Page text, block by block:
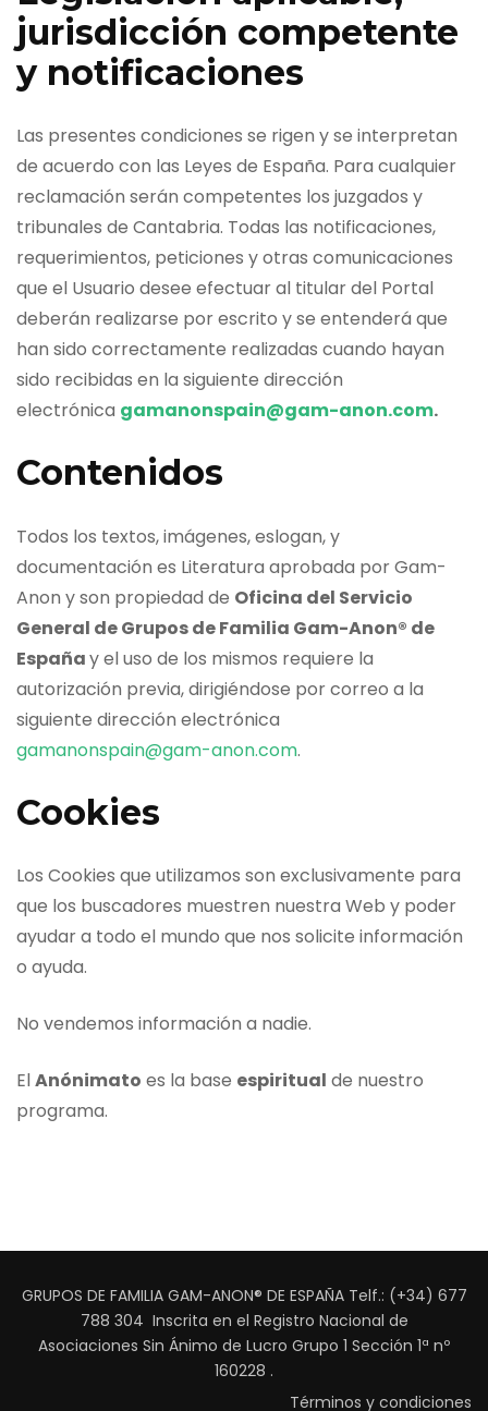
jurisdicción competente
y notificaciones
Las presentes condiciones se rigen y se interpretan
de acuerdo con las Leyes de España. Para cualquier
reclamación serán competentes los juzgados y
tribunales de Cantabria. Todas las notificaciones,
requerimientos, peticiones y otras comunicaciones
que el Usuario desee efectuar al titular del Portal
deberán realizarse por escrito y se entenderá que
han sido correctamente realizadas cuando hayan
sido recibidas en la siguiente dirección
electrónica gamanonspain@gam-anon.com.
Contenidos
Todos los textos, imágenes, eslogan, y
documentación es Literatura aprobada por Gam-
Anon y son propiedad de Oficina del Servicio
General de Grupos de Familia Gam-Anon® de
Españay el uso de los mismos requiere la
autorización previa, dirigiéndose por correo a la
siguiente dirección electrónica
gamanonspain@gam-anon.com.
Cookies
Los Cookies que utilizamos son exclusivamente para
que los buscadores muestren nuestra Web y poder
ayudar a todo el mundo que nos solicite información
o ayuda.
No vendemos información a nadie.
ElAnónimato es la base espiritual de nuestro
programa.
GRUPOS DE FAMILIA GAM-ANON® DE ESPAÑA Telf.: (+34) 677
788 304 Inscrita en el Registro Nacional de
Asociaciones Sin Ánimo de Lucro Grupo 1 Sección 1ª nº
160228 .
Términos y condiciones